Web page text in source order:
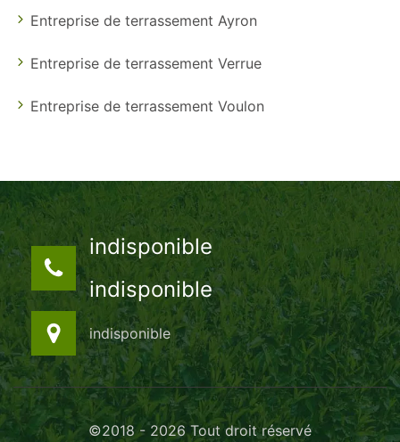
Entreprise de terrassement Ayron
Entreprise de terrassement Verrue
Entreprise de terrassement Voulon
indisponible
indisponible
indisponible
©2018 - 2026 Tout droit réservé